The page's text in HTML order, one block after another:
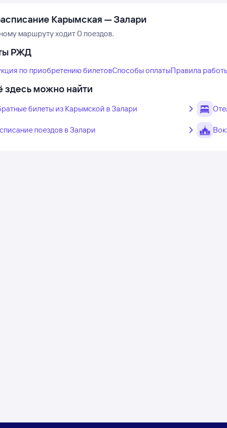
Карымская — Залари
маршруту ходит 0 поездов.
РЖД
по приобретению билетовСпособы оплатыПравила
здесь можно найти
билеты из Карымской в Залари
поездов в Залари